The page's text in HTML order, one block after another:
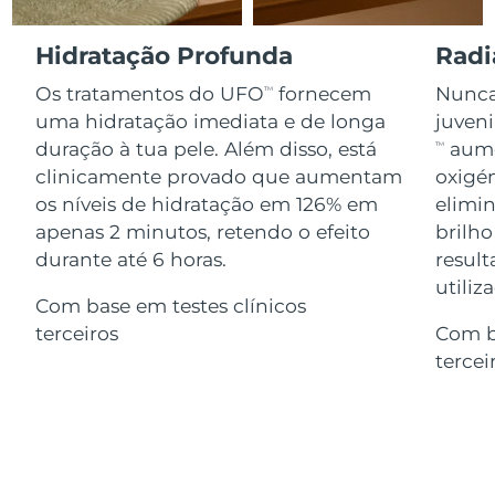
Hidratação Profunda
Os tratamentos do UFOTM
fornecem
uma hidratação imediata e de longa
duração à tua pele. Além disso, está
clinicamente provado que aumentam
os níveis de hidratação em 126% em
apenas 2 minutos, retendo o efeito
durante até 6 horas.
Com base em testes clínicos
terceiros
TM
brilho
Com
Advanced pore care essentials
Serum
issa™ Teeth Whitening Gel
18% PAP
Cosméticos Homens
Comprar todos
SOBRE
Israel Entrega prevista 12.08.2026
Itália Entrega prevista 08.08.2026
Japão Entrega prevista 11.08.2026
Jersey Entrega prevista 13.08.2026
Cazaquistão 10.08.2026
Kuwait Entrega prevista
08.08.2026